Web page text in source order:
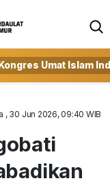
Umat Islam
, 30 Jun 2026, 09:40 WIB